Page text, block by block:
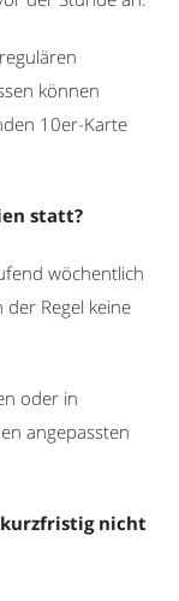
können
10er-Karte
statt?
wöchentlich
Regel keine
oder in
angepassten
kurzfristig nicht